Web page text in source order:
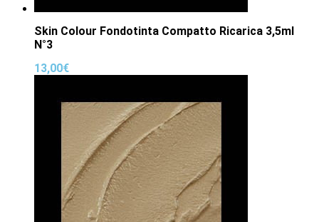
Skin Colour Fondotinta Compatto Ricarica 3,5ml
N°3
13,00€